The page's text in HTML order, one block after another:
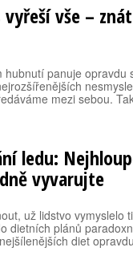
vše –
hubnutí panuje opravdu
mezi sebou.
ledu:
vyvarujte
už lidstvo vymyslelo
dietních plánů
diet